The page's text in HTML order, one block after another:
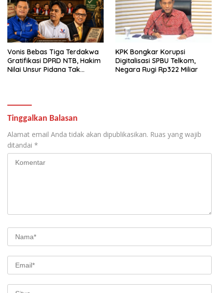
Vonis Bebas Tiga Terdakwa
Gratifikasi DPRD NTB, Hakim
Nilai Unsur Pidana Tak
KPK Bongkar Korupsi
Digitalisasi SPBU Telkom,
Negara Rugi Rp322 Miliar
Tinggalkan Balasan
Alamat email Anda tidak akan dipublikasikan. Ruas yang wajib
ditandai *